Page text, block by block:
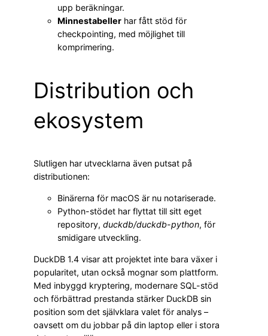
upp beräkningar.
Minnestabeller har fått stöd för
checkpointing, med möjlighet till
komprimering.
Distribution och
ekosystem
Slutligen har utvecklarna även putsat på
distributionen:
Binärerna för macOS är nu notariserade.
Python-stödet har flyttat till sitt eget
repository, duckdb/duckdb-python, för
smidigare utveckling.
DuckDB 1.4 visar att projektet inte bara växer i
popularitet, utan också mognar som plattform.
Med inbyggd kryptering, modernare SQL-stöd
och förbättrad prestanda stärker DuckDB sin
position som det självklara valet för analys –
oavsett om du jobbar på din laptop eller i stora